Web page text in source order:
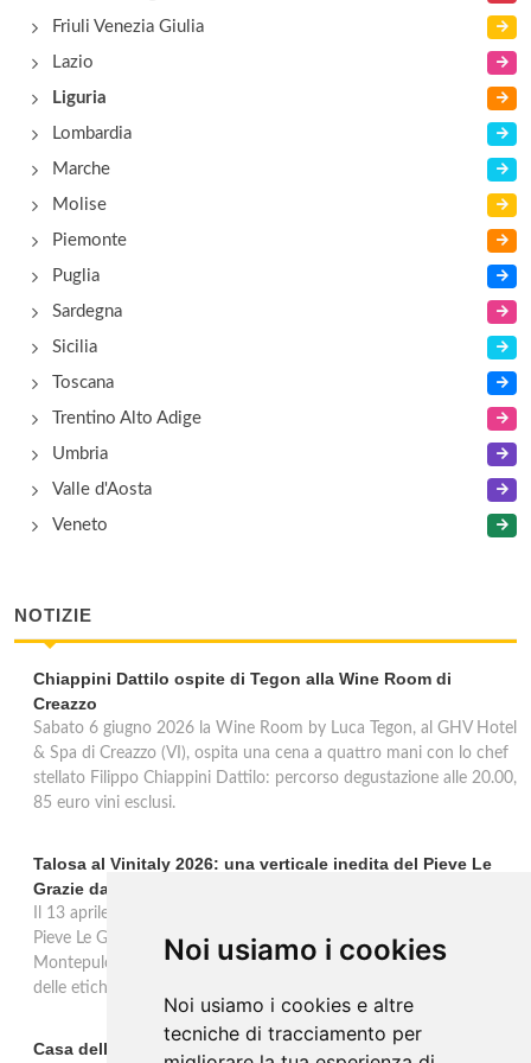
Noi usiamo i cookies
Noi usiamo i cookies e altre
tecniche di tracciamento per
Apriti Sesamo
Friuli Venezia Giulia
Lazio
Liguria
Lombardia
Marche
Molise
Piemonte
Puglia
Sardegna
Sicilia
Toscana
Trentino Alto Adige
Umbria
Valle d'Aosta
Veneto
NOTIZIE
Chiappini Dattilo ospite di Tegon alla Wine Room di
Creazzo
Sabato 6 giugno 2026 la Wine Room by Luca Tegon, al GHV Hotel
& Spa di Creazzo (VI), ospita una cena a quattro mani con lo chef
stellato Filippo Chiappini Dattilo: percorso degustazione alle 20.00,
85 euro vini esclusi.
Talosa al Vinitaly 2026: una verticale inedita del Pieve Le
Grazie dal 2016 al 2020
Il 13 aprile 2026 al Vinitaly, Talosa presenta la verticale inedita del
Pieve Le Grazie: cinque annate dal 2016 al 2020 del Nobile di
Montepulciano a 95 punti Vinous, per ripercorrere la genesi di una
delle etichette iconiche di Montepulciano.
Casa dell'Artista: a Valdobbiadene apre il soggiorno